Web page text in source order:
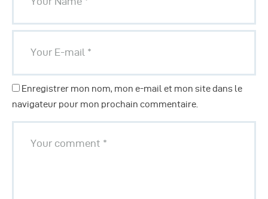
Enregistrer mon nom, mon e-mail et mon site dans le
navigateur pour mon prochain commentaire.